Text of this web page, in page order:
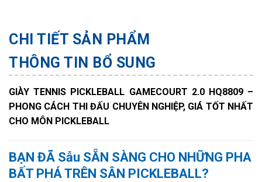
CHI TIẾT SẢN PHẨM
THÔNG TIN BỔ SUNG
GIÀY TENNIS PICKLEBALL GAMECOURT 2.0 HQ8809 –
PHONG CÁCH THI ĐẤU CHUYÊN NGHIỆP, GIÁ TỐT NHẤT
CHO MÔN PICKLEBALL
BẠN ĐÃ Sẫu SẴN SÀNG CHO NHỮNG PHA
BẤT PHÁ TRÊN SÂN PICKLEBALL?